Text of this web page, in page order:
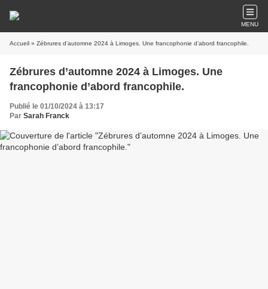
MENU
Accueil » Zébrures d’automne 2024 à Limoges. Une francophonie d’abord francophile.
Zébrures d’automne 2024 à Limoges. Une
francophonie d’abord francophile.
Publié le 01/10/2024 à 13:17
Par Sarah Franck